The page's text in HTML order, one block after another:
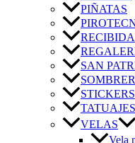
PIÑATAS
RECIBIDA
SAN
STICKERS
VELAS
Vela